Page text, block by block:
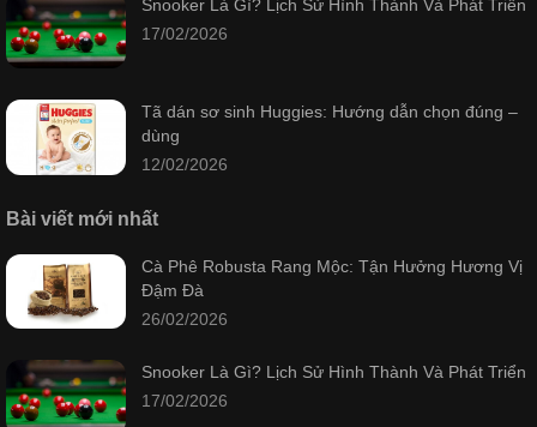
Snooker Là Gì? Lịch Sử Hình Thành Và Phát Triển
17/02/2026
Tã dán sơ sinh Huggies: Hướng dẫn chọn đúng –
dùng
12/02/2026
Bài viết mới nhất
Cà Phê Robusta Rang Mộc: Tận Hưởng Hương Vị
Đậm Đà
26/02/2026
Snooker Là Gì? Lịch Sử Hình Thành Và Phát Triển
17/02/2026